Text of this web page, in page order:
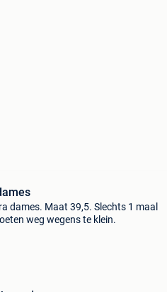
dames. Maat 39,5. Slechts 1 maal
weg wegens te klein.